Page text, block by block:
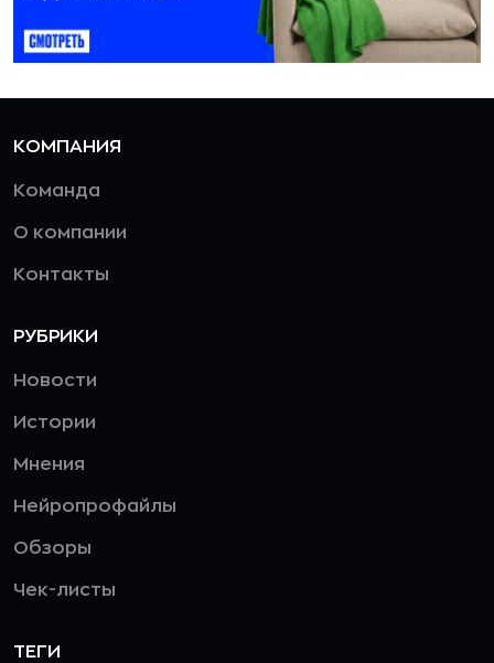
КОМПАНИЯ
Команда
О компании
Контакты
РУБРИКИ
Новости
Истории
Мнения
Нейропрофайлы
Обзоры
Чек-листы
ТЕГИ